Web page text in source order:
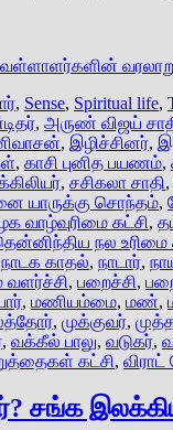
, Sense, Spiritual life,
, அருண் விஜய்
, இழிச்சினர்,
, காசி புனித பயணம்,
, சசிகலா சாதி,
யாருக்கு சொந்தம்,
வாழ்வுரிமை கட்சி,
நல
நாடக காதல், நாடார்,
வளர்ச்சி, பறைச்சி,
, மணியம்மை, மண்,
, முக்குவர்,
, வக்கீல் பாலு, வடுகர்,
கட்சி,
சங்க